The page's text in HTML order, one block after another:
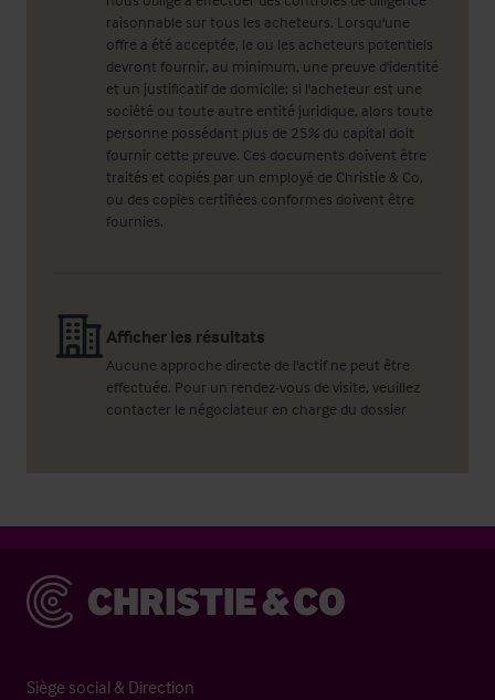
raisonnable sur tous les acheteurs. Lorsqu'une
offre a été acceptée, le ou les acheteurs potentiels
devront fournir, au minimum, une preuve d'identité
et un justificatif de domicile; si l'acheteur est une
société ou toute autre entité juridique, alors toute
personne possédant plus de 25% du capital doit
fournir cette preuve. Ces documents doivent être
traités et copiés par un employé de Christie & Co,
ou des copies certifiées conformes doivent être
fournies.
Afficher les résultats
Aucune approche directe de l'actif ne peut être
effectuée. Pour un rendez-vous de visite, veuillez
contacter le négociateur en charge du dossier
Christie & Co
Siège social & Direction